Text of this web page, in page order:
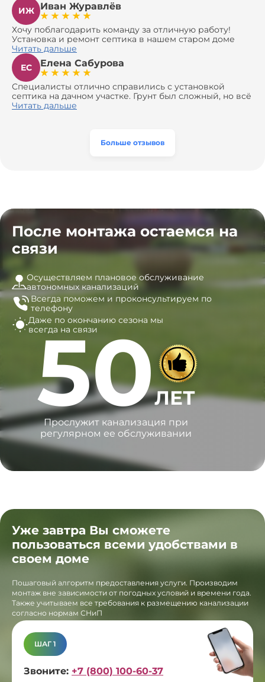
ИЖ Иван Журавлёв
Хочу поблагодарить команду за отличную работу!
Установка и ремонт септика в нашем старом доме
оказались сложной задачей, но ребята справились на
все 100%. Всё сделали аккуратно и профессионально.
Давали полезные рекомендации, не пытались
навязать ничего лишнего, помогли с выбором и
доставкой материалов, что позволило нам
сэкономить. Выполнили монтаж и демонтаж
оборудования, заменили трубы, обновили
эту компанию всем, кто ищет надёжных
Читать дальше
ЕС
Елена Сабурова
Специалисты отлично справились с установкой
септика на дачном участке. Грунт был сложный, но всё
сделали быстро и аккуратно. Помогли выбрать
Читать дальше
Больше отзывов
После монтажа остаемся на
связи
Осуществляем плановое обслуживание
автономных канализаций
Всегда поможем и проконсультируем по
телефону
Даже по окончанию сезона мы
всегда на связи
50ЛЕТ
Прослужит канализация при
регулярном ее обслуживании
Уже завтра Вы сможете
пользоваться всеми удобствами в
своем доме
Пошаговый алгоритм предоставления услуги. Производим
монтаж вне зависимости от погодных условий и времени года.
Также учитываем все требования к размещению канализации
согласно нормам СНиП
ШАГ 1
Звоните: +7 (800) 100-60-37